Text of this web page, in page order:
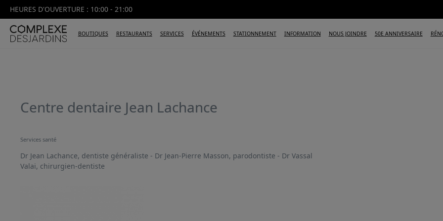
HEURES D'OUVERTURE : 10:00 - 21:00
BOUTIQUES RESTAURANTS SERVICES ÉVÉNEMENTS STATIONNEMENT INFORMATION NOUS JOINDRE 50E ANNIVERSAIRE
Centre dentaire Jean Lachance
Services santé
Dr Jean Lachance, dentiste généraliste - Dr Jean-Pierre Masson, parodontiste - Dr Vassal
Valai, chirurgien-dentiste